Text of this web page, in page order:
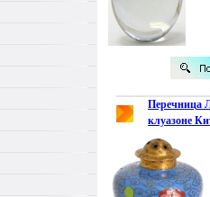
Перечница
клуазоне
1950 г инфо